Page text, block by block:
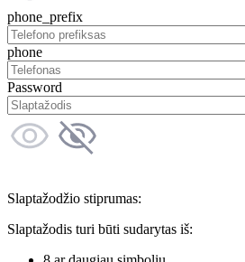
phone_prefix
phone
Password
Slaptažodžio stiprumas:
Slaptažodis turi būti sudarytas iš: